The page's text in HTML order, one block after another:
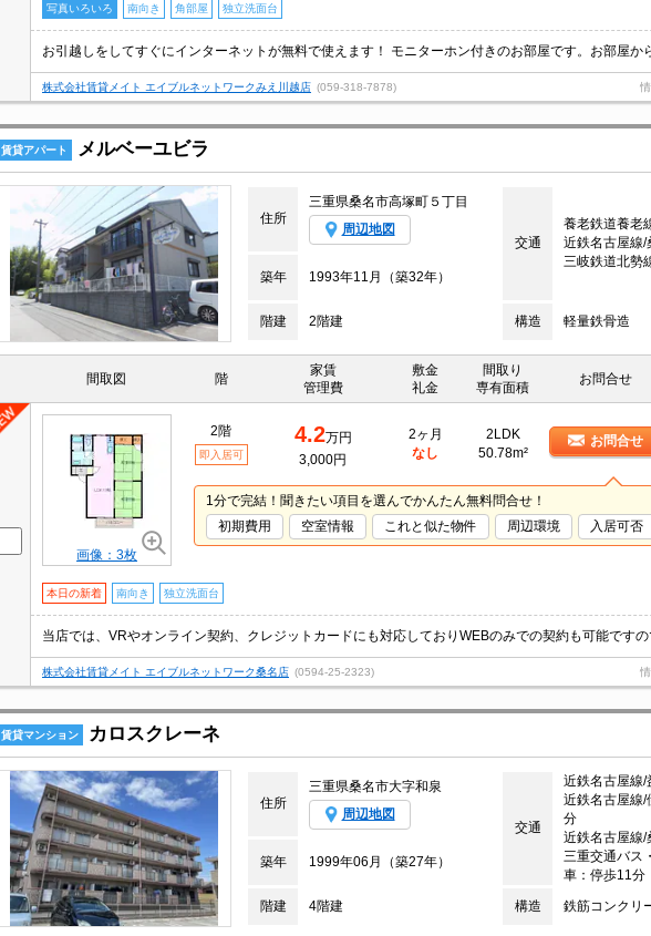
写真いろいろ 南向き 角部屋 独立洗面台
株式会社賃貸メイト エイブルネットワークみえ川越店 (059-318-7878)
賃貸アパート メルベーユビラ
住所
三重県桑名市高塚町５丁目
周辺地図
交通
養老鉄道養老
近鉄名古屋線/
三岐鉄道北勢
築年
1993年11月（築32年）
階建 2階建 構造 軽量鉄骨造
間取図 階
家賃
管理費
敷金
礼金
間取り
専有面積
お問合せ
画像：3枚
2階
即入居可
4.2万円
3,000円
2ヶ月
なし
2LDK
50.78m²
お問合せ
1分で完結！聞きたい項目を選んでかんたん無料問合せ！
初期費用
空室情報 これと似た物件 周辺環境 入居可否
本日の新着 南向き 独立洗面台
株式会社賃貸メイト エイブルネットワーク桑名店 (0594-25-2323)
賃貸マンション カロスクレーネ
住所
三重県桑名市大字和泉
周辺地図
交通
近鉄名古屋線/
近鉄名古屋線/
分
近鉄名古屋線
三重交通バス
車：停歩11分
築年 1999年06月（築27年）
階建 4階建 構造 鉄筋コンクリ